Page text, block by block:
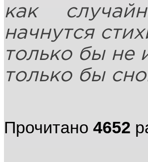
как
начнутся
только бы не
только бы
Прочитано 4652